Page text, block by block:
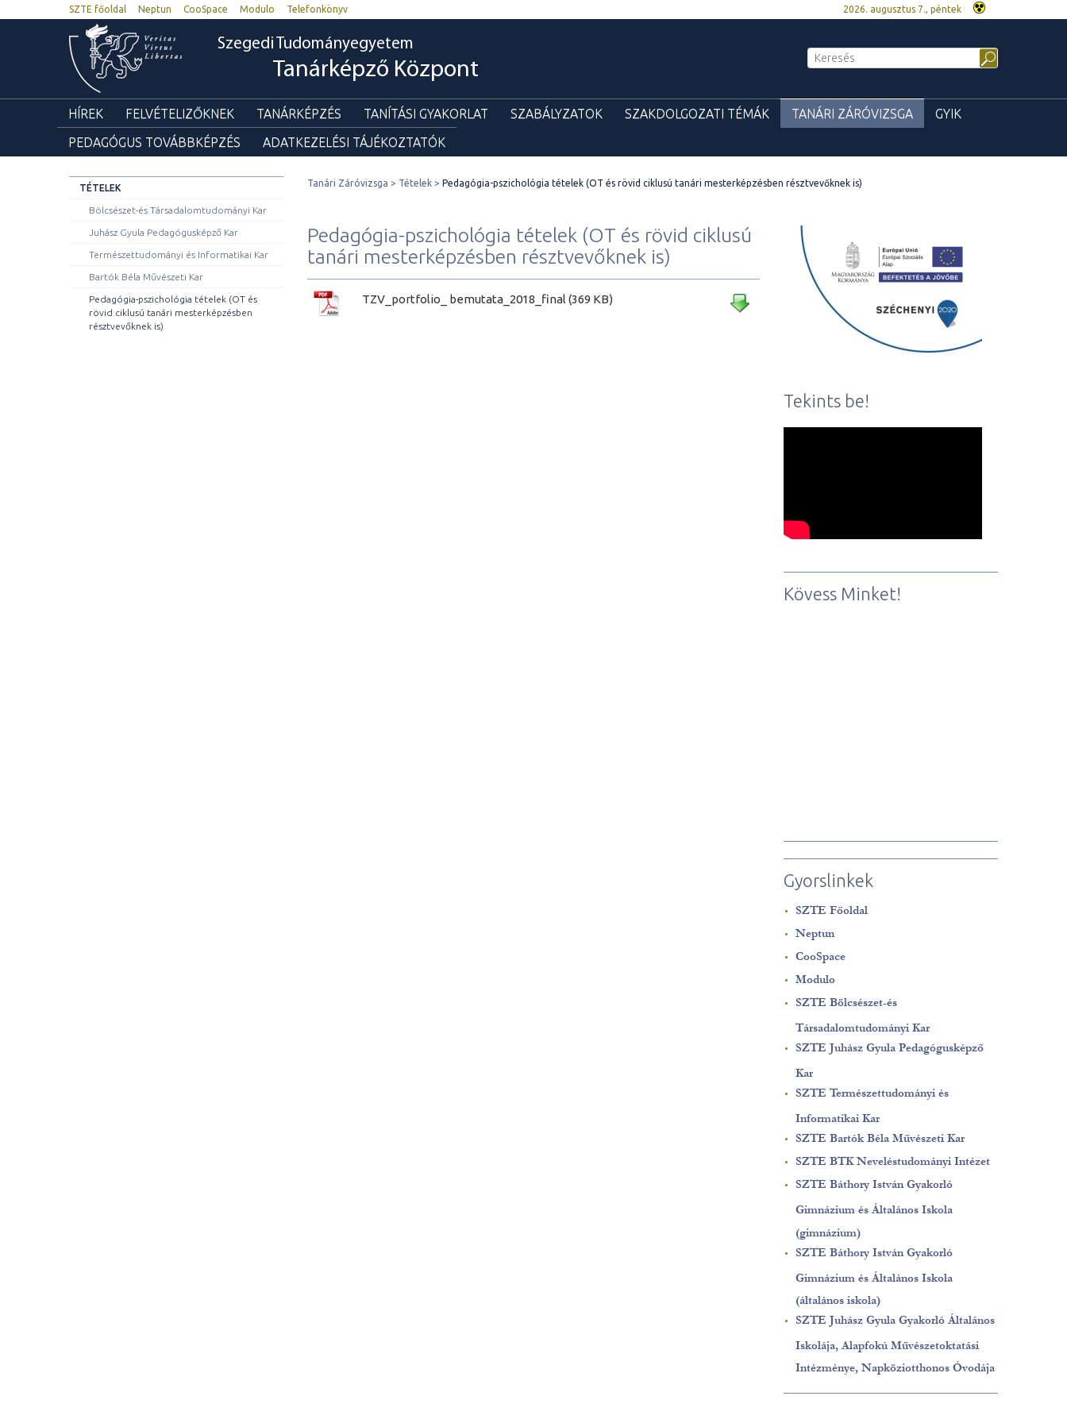
SZTE főoldal Neptun CooSpace Modulo Telefonkönyv 2026. augusztus 7., péntek
Szegedi Tudományegyetem
Tanárképző Központ
HÍREK FELVÉTELIZŐKNEK TANÁRKÉPZÉS TANÍTÁSI GYAKORLAT SZABÁLYZATOK SZAKDOLGOZATI TÉMÁK TANÁRI ZÁRÓVIZSGA
GYIK
PEDAGÓGUS TOVÁBBKÉPZÉS
ADATKEZELÉSI TÁJÉKOZTATÓK
TÉTELEK
Bölcsészet-és Társadalomtudományi Kar
Juhász Gyula Pedagógusképző Kar
Természettudományi és Informatikai Kar
Bartók Béla Művészeti Kar
Pedagógia-pszichológia tételek (OT és
rövid ciklusú tanári mesterképzésben
résztvevőknek is)
Tanári Záróvizsga Tételek Pedagógia-pszichológia tételek (OT és rövid ciklusú tanári mesterképzésben résztvevőknek is)
Pedagógia-pszichológia tételek (OT és rövid ciklusú
tanári mesterképzésben résztvevőknek is)
TZV_portfolio_ bemutata_2018_final (369 KB)
Tekints be!
Kövess Minket!
Gyorslinkek
SZTE Főoldal
Neptun
CooSpace
Modulo
SZTE Bölcsészet-és
Társadalomtudományi Kar
SZTE Juhász Gyula Pedagógusképző
Kar
SZTE Természettudományi és
Informatikai Kar
SZTE Bartók Béla Művészeti Kar
SZTE BTK Neveléstudományi Intézet
SZTE Báthory István Gyakorló
Gimnázium és Általános Iskola
(gimnázium)
SZTE Báthory István Gyakorló
Gimnázium és Általános Iskola
(általános iskola)
SZTE Juhász Gyula Gyakorló Általános
Iskolája, Alapfokú Művészetoktatási
Intézménye, Napköziotthonos Óvodája